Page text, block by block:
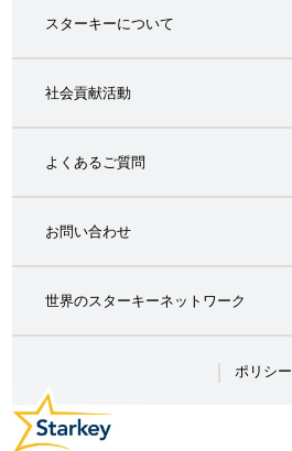
スターキーについて
社会貢献活動
よくあるご質問
お問い合わせ
世界のスターキーネットワーク
ポリシー